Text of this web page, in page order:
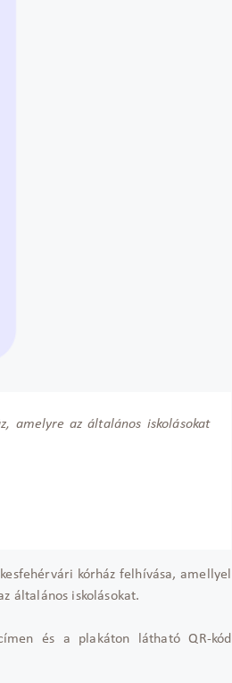
amelyre az általános iskolásokat
kórház felhívása, amellyel
általános iskolásokat.
és a plakáton látható QR-kód